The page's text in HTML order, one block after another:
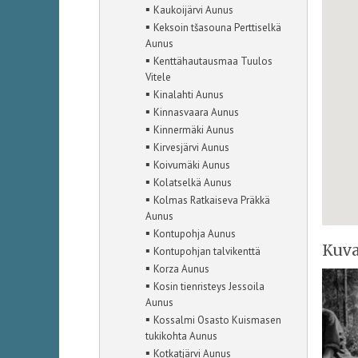
▪ Kaukoijärvi Aunus
▪ Keksoin tšasouna Perttiselkä
Aunus
▪ Kenttähautausmaa Tuulos
Vitele
▪ Kinalahti Aunus
▪ Kinnasvaara Aunus
▪ Kinnermäki Aunus
▪ Kirvesjärvi Aunus
▪ Koivumäki Aunus
▪ Kolatselkä Aunus
▪ Kolmas Ratkaiseva Präkkä
Aunus
▪ Kontupohja Aunus
▪ Kontupohjan talvikenttä
▪ Korza Aunus
▪ Kosin tienristeys Jessoila
Aunus
▪ Kossalmi Osasto Kuismasen
tukikohta Aunus
▪ Kotkatjärvi Aunus